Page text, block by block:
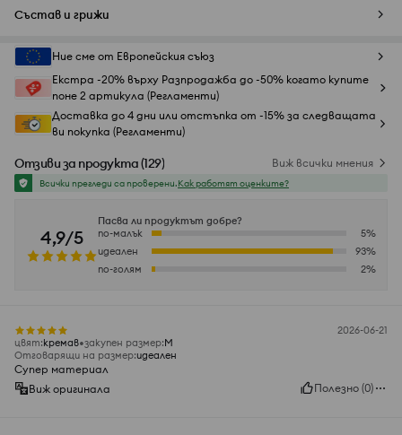
Състав и грижи
Ние сме от Европейския съюз
Екстра -20% върху Разпродажба до -50% когато купите
поне 2 артикула (Регламенти)
Доставка до 4 дни или отстъпка от -15% за следващата
ви покупка (Регламенти)
Отзиви за продукта(129) Виж всички мнения
Всички прегледи са проверени.Как работят оценките?
4,9/5
Пасва ли продуктът добре?
по-малък
5%
идеален
93%
по-голям
2%
2026-06-21
цвят:кремав закупен размер:M
Отговарящи на размер:идеален
Супер материал
Виж оригинала
Полезно (0)